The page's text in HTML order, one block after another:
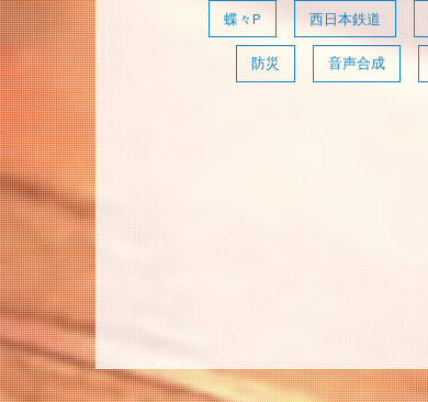
蝶々P 西日本鉄道
防災 音声合成